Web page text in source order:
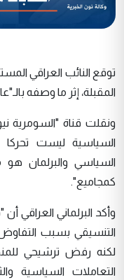
توقع النائب العراقي
المقبلة، إثر ما وصفه
ونقلت قناة "السومرية
السياسية ليست
السياسي والبرلمان هو
كمجاميع".
وأكد البرلماني العراقي أن
التنسيقي بسبب
لكنه رفض ترشيحي
التعاملات السياسية